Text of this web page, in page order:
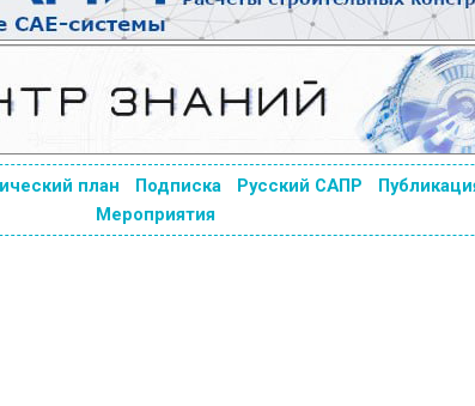
план Подписка Русский САПР
Мероприятия